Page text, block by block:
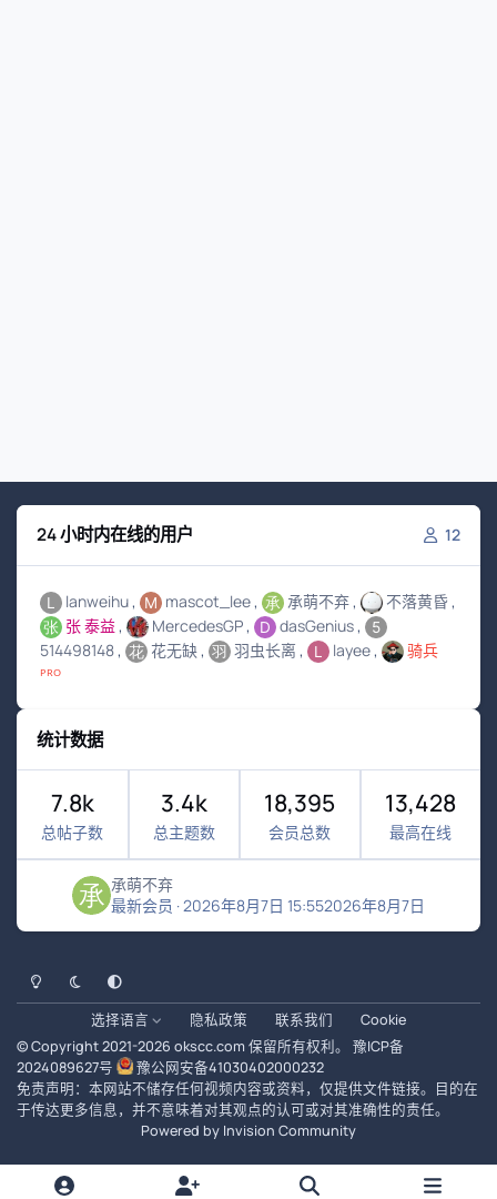
24 小时内在线的用户 12
lanweihu mascot_lee 承萌不弃
不落黄昏
张 泰益
MercedesGP
dasGenius
514498148
花无缺 羽虫长离 layee
骑兵
ᴾᴿᴼ
统计数据
7.8k
总帖子数
3.4k
总主题数
18,395
会员总数
13,428
最高在线
承萌不弃
最新会员 ·2026年8月7日 15:552026年8月7日
浅色模式黑暗模式系统偏好
选择语言 隐私政策 联系我们
Cookie
© Copyright 2021-2026 okscc.com 保留所有权利。 豫ICP备
2024089627号
豫公网安备41030402000232
免责声明：本网站不储存任何视频内容或资料，仅提供文件链接。目的在
于传达更多信息，并不意味着对其观点的认可或对其准确性的责任。
Powered by Invision Community